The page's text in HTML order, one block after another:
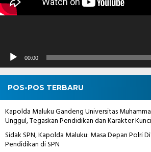
00:00
POS-POS TERBARU
Kapolda Maluku Gandeng Universitas
Unggul, Tegaskan Pendidikan dan Karakter
Sidak SPN, Kapolda Maluku: Masa Depan Polri
Pendidikan di SPN